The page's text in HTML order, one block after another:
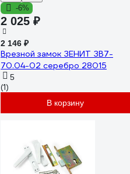
-6%
2 025 ₽
2 146 ₽
Врезной замок ЗЕНИТ ЗВ7-
70.04-02 серебро 28015
5
(1)
В корзину